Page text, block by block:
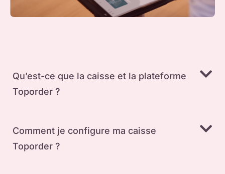
Qu’est-ce que la caisse et la plateforme
Toporder ?
Comment je configure ma caisse
Toporder ?